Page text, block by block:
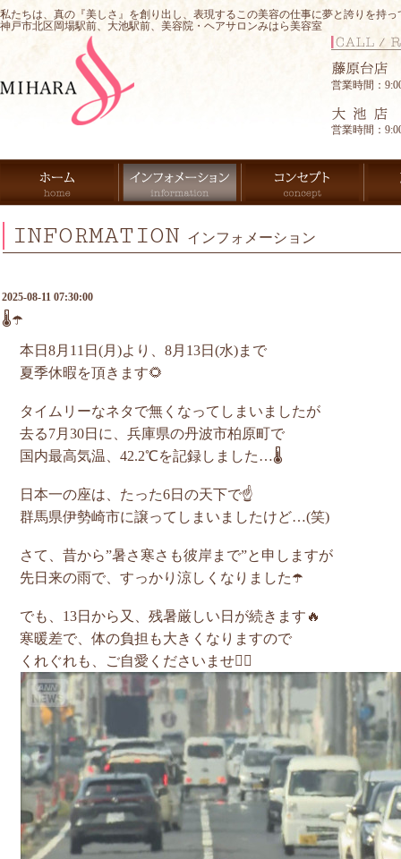
私たちは、真の『美しさ』を創り出し、表現するこの美容の仕事に夢と誇りを持
神戸市北区岡場駅前、大池駅前、美容院・ヘアサロンみはら美容室
営業時間：
営業時間：
INFORMATION インフォメーション
2025-08-11 07:30:00
🌡️☂️
本日8月11日(月)より、8月13日(水)まで
夏季休暇を頂きます🌻
タイムリーなネタで無くなってしまいましたが
去る7月30日に、兵庫県の丹波市柏原町で
国内最高気温、42.2℃を記録しました…🌡️
日本一の座は、たった6日の天下で☝️
群馬県伊勢崎市に譲ってしまいましたけど…(笑)
さて、昔から”暑さ寒さも彼岸まで”と申しますが
先日来の雨で、すっかり涼しくなりました☂️
でも、13日から又、残暑厳しい日が続きます🔥
寒暖差で、体の負担も大きくなりますので
くれぐれも、ご自愛くださいませ🙇‍♂️